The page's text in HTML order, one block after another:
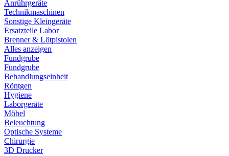
Anrührgeräte
Technikmaschinen
Sonstige Kleingeräte
Ersatzteile Labor
Brenner & Lötpistolen
Alles anzeigen
Fundgrube
Fundgrube
Behandlungseinheit
Röntgen
Hygiene
Laborgeräte
Möbel
Beleuchtung
Optische Systeme
Chirurgie
3D Drucker